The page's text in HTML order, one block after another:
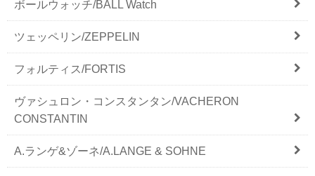
ボールウォッチ/BALL Watch
ツェッペリン/ZEPPELIN
フォルティス/FORTIS
ヴァシュロン・コンスタンタン/VACHERON
CONSTANTIN
A.ランゲ&ゾーネ/A.LANGE & SOHNE